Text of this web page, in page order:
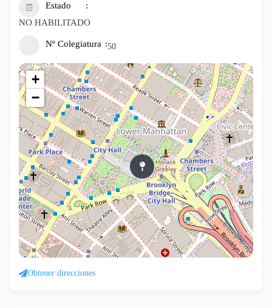
Estado
NO HABILITADO
Nº Colegiatura 50
+
−
Obtener direcciones